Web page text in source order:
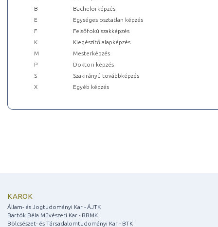
B
Bachelorképzés
E
Egységes osztatlan képzés
F
Felsőfokú szakképzés
K
Kiegészítő alapképzés
M
Mesterképzés
P
Doktori képzés
S
Szakirányú továbbképzés
X
Egyéb képzés
KAROK
Állam- és Jogtudományi Kar - ÁJTK
Bartók Béla Művészeti Kar - BBMK
Bölcsészet- és Társadalomtudományi Kar - BTK